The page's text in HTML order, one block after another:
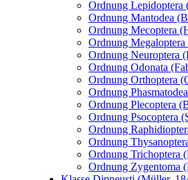
Ordnung
Ordnung Mantodea
Ordnung Mecoptera
Ordnung
Ordnung Neuroptera
Ordnung Odonata
Ordnung Orthoptera
Ordnung
Ordnung Plecoptera
Ordnung Psocoptera
Ordnung
Ordnung
Ordnung Trichoptera
Ordnung Zygentoma